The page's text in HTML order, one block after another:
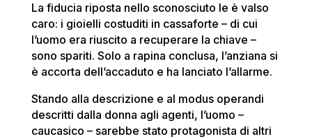
La fiducia riposta nello sconosciuto le è valso
caro: i gioielli costuditi in cassaforte – di cui
l’uomo era riuscito a recuperare la chiave –
sono spariti. Solo a rapina conclusa, l’anziana si
è accorta dell’accaduto e ha lanciato l’allarme.
Stando alla descrizione e al modus operandi
descritti dalla donna agli agenti, l’uomo –
caucasico – sarebbe stato protagonista di altri